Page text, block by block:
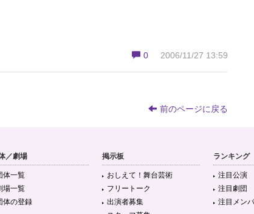
0
2006/11/27 13:59
前のページに戻る
／劇場
体一覧
場一覧
体の登録
掲示板
おしえて！舞台芸術
フリートーク
出演者募集
ランキング
注目公演
注目劇団
注目メン